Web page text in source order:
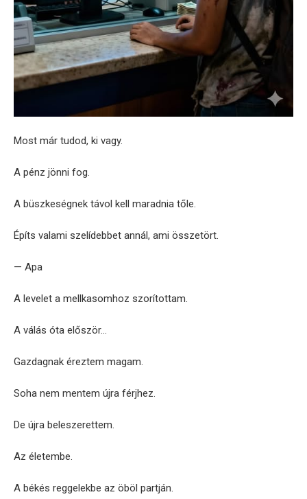
Most már tudod, ki vagy.
A pénz jönni fog.
A büszkeségnek távol kell maradnia tőle.
Építs valami szelídebbet annál, ami összetört.
— Apa
A levelet a mellkasomhoz szorítottam.
A válás óta először…
Gazdagnak éreztem magam.
Soha nem mentem újra férjhez.
De újra beleszerettem.
Az életembe.
A békés reggelekbe az öböl partján.